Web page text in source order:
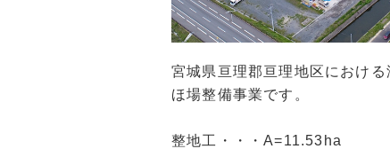
宮城県亘理郡亘理地区におけ
ほ場整備事業です。
整地工・・・A=11.53ha